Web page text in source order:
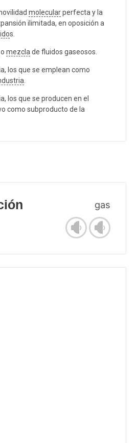
molecularperfecta y la
ilimitada, en oposición a
s.
o mezcla de fluidos gaseosos.
los que se emplean como
los que se producen en el
como subproducto de la
gas